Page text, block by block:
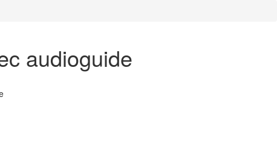
audioguide